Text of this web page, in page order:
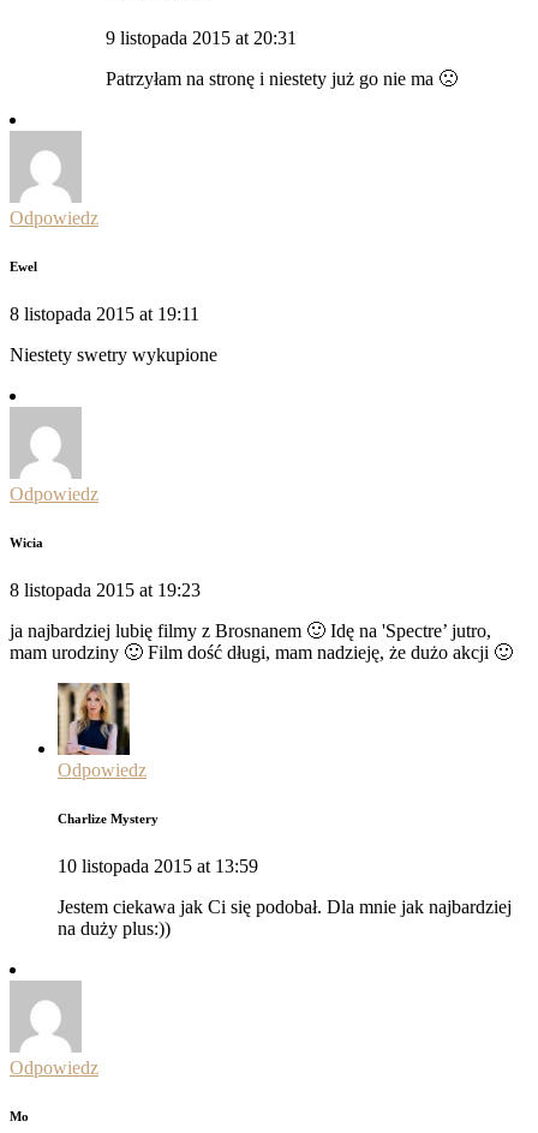
9 listopada 2015 at 20:31
Patrzyłam na stronę i niestety już go nie ma 🙁
Odpowiedz
Ewel
8 listopada 2015 at 19:11
Niestety swetry wykupione
Odpowiedz
Wicia
8 listopada 2015 at 19:23
ja najbardziej lubię filmy z Brosnanem 🙂 Idę na 'Spectre’ jutro,
mam urodziny 🙂 Film dość długi, mam nadzieję, że dużo akcji 🙂
Odpowiedz
Charlize Mystery
10 listopada 2015 at 13:59
Jestem ciekawa jak Ci się podobał. Dla mnie jak najbardziej
na duży plus:))
Odpowiedz
Mo